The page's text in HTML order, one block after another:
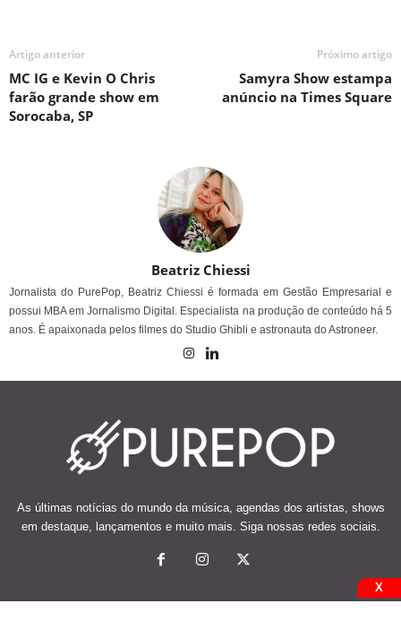
Artigo anterior
MC IG e Kevin O Chris
farão grande show em
Sorocaba, SP
Próximo artigo
Samyra Show estampa
anúncio na Times Square
Beatriz Chiessi
Jornalista do PurePop, Beatriz Chiessi é formada em Gestão Empresarial e
possui MBA em Jornalismo Digital. Especialista na produção de conteúdo há 5
anos. É apaixonada pelos filmes do Studio Ghibli e astronauta do Astroneer.
As últimas notícias do mundo da música, agendas dos artistas, shows
em destaque, lançamentos e muito mais. Siga nossas redes sociais.
X